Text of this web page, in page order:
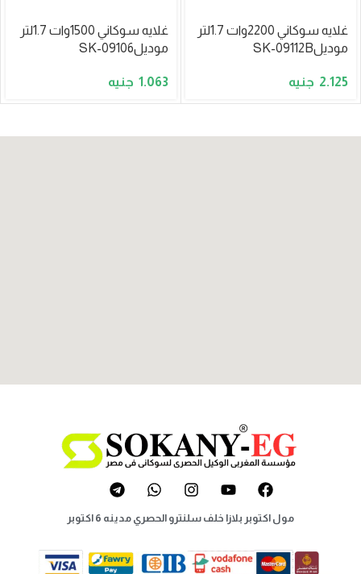
غلايه سوكاني 2200وات 1.7لتر
موديلSK-09112B
2.125
غلايه سوكاني 1500وات 1.7لتر
موديلSK-09106
1.063
مول اكتوبر بلازا خلف سلنترو الحصري مدينه 6 اكتوبر